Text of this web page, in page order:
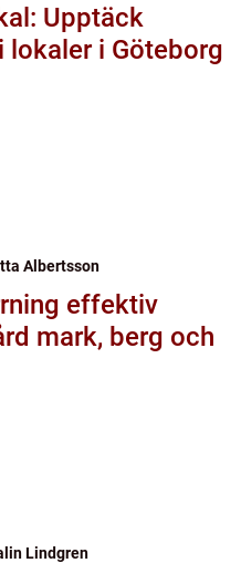
Upptäck
lokaler i Göteborg
Albertsson
mark, berg och
Lindgren